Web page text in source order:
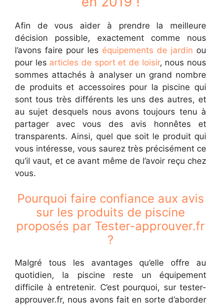
Afin de vous aider à prendre la meilleure
décision possible, exactement comme nous
l’avons faire pour les équipements de jardin ou
pour les articles de sport et de loisir, nous nous
sommes attachés à analyser un grand nombre
de produits et accessoires pour la piscine qui
sont tous très différents les uns des autres, et
au sujet desquels nous avons toujours tenu à
partager avec vous des avis honnêtes et
transparents. Ainsi, quel que soit le produit qui
vous intéresse, vous saurez très précisément ce
qu’il vaut, et ce avant même de l’avoir reçu chez
vous.
Pourquoi faire confiance aux avis
sur les produits de piscine
proposés par Tester-approuver.fr
?
Malgré tous les avantages qu’elle offre au
quotidien, la piscine reste un équipement
difficile à entretenir. C’est pourquoi, sur tester-
approuver.fr, nous avons fait en sorte d’aborder